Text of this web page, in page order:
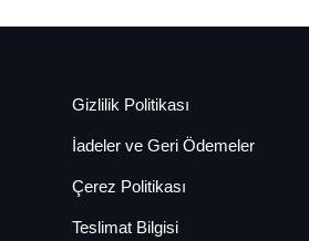
Gizlilik Politikası
İadeler ve Geri Ödemeler
Çerez Politikası
Teslimat Bilgisi